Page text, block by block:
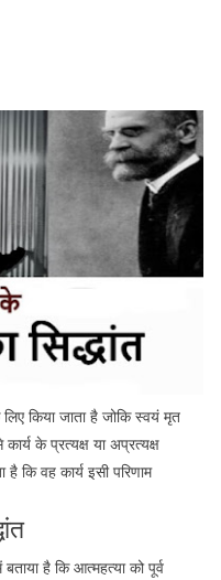
किया जाता है जोकि स्वयं मृत
के प्रत्यक्ष या अप्रत्यक्ष
कि वह कार्य इसी परिणाम
बताया है कि आत्महत्या को पूर्व